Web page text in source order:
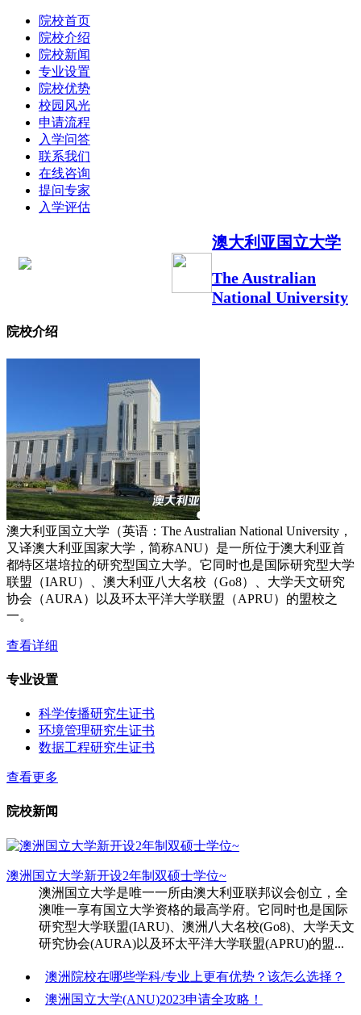
院校首页
院校介绍
院校新闻
专业设置
院校优势
校园风光
申请流程
入学问答
联系我们
在线咨询
提问专家
入学评估
澳大利亚国立大学
The Australian
National University
院校介绍
澳大利亚国立大学（英语：The Australian National University，
又译澳大利亚国家大学，简称ANU）是一所位于澳大利亚首
都特区堪培拉的研究型国立大学。它同时也是国际研究型大学
联盟（IARU）、澳大利亚八大名校（Go8）、大学天文研究
协会（AURA）以及环太平洋大学联盟（APRU）的盟校之
一。
查看详细
专业设置
科学传播研究生证书
环境管理研究生证书
数据工程研究生证书
查看更多
院校新闻
澳洲国立大学新开设2年制双硕士学位~
澳洲国立大学是唯一一所由澳大利亚联邦议会创立，全
澳唯一享有国立大学资格的最高学府。它同时也是国际
研究型大学联盟(IARU)、澳洲八大名校(Go8)、大学天文
研究协会(AURA)以及环太平洋大学联盟(APRU)的盟...
澳洲院校在哪些学科/专业上更有优势？该怎么选择？
澳洲国立大学(ANU)2023申请全攻略！